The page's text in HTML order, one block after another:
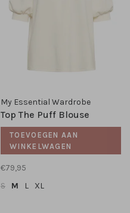
My Essential Wardrobe
Top The Puff Blouse
TOEVOEGEN AAN
WINKELWAGEN
€79,95
S
M L XL